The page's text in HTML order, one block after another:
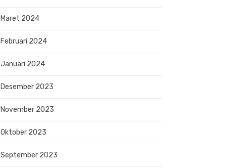
Maret 2024
Februari 2024
Januari 2024
Desember 2023
November 2023
Oktober 2023
September 2023